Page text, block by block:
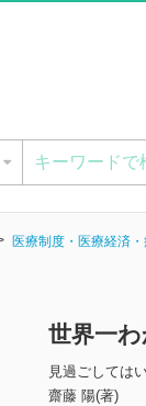
医療制度・医療経済
世界一
見過ごしては
齋藤 陽(著)